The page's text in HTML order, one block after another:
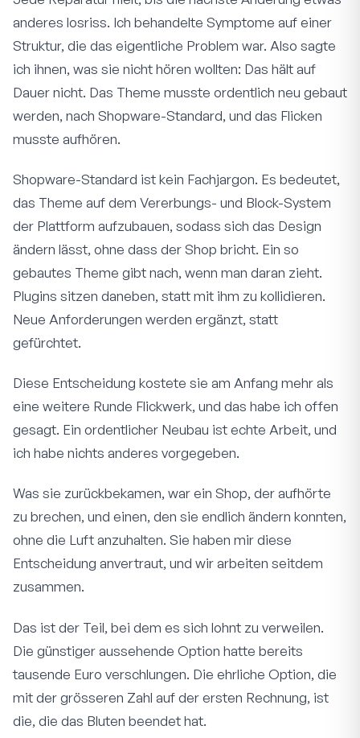
anderes losriss. Ich behandelte Symptome auf einer
Struktur, die das eigentliche Problem war. Also sagte
ich ihnen, was sie nicht hören wollten: Das hält auf
Dauer nicht. Das Theme musste ordentlich neu gebaut
werden, nach Shopware-Standard, und das Flicken
musste aufhören.
Shopware-Standard ist kein Fachjargon. Es bedeutet,
das Theme auf dem Vererbungs- und Block-System
der Plattform aufzubauen, sodass sich das Design
ändern lässt, ohne dass der Shop bricht. Ein so
gebautes Theme gibt nach, wenn man daran zieht.
Plugins sitzen daneben, statt mit ihm zu kollidieren.
Neue Anforderungen werden ergänzt, statt
gefürchtet.
Diese Entscheidung kostete sie am Anfang mehr als
eine weitere Runde Flickwerk, und das habe ich offen
gesagt. Ein ordentlicher Neubau ist echte Arbeit, und
ich habe nichts anderes vorgegeben.
Was sie zurückbekamen, war ein Shop, der aufhörte
zu brechen, und einen, den sie endlich ändern konnten,
ohne die Luft anzuhalten. Sie haben mir diese
Entscheidung anvertraut, und wir arbeiten seitdem
zusammen.
Das ist der Teil, bei dem es sich lohnt zu verweilen.
Die günstiger aussehende Option hatte bereits
tausende Euro verschlungen. Die ehrliche Option, die
mit der grösseren Zahl auf der ersten Rechnung, ist
die, die das Bluten beendet hat.